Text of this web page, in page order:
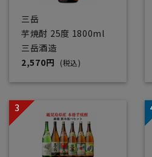
三岳
芋焼酎 25度 1800ml
三岳酒造
2,570円
(税込)